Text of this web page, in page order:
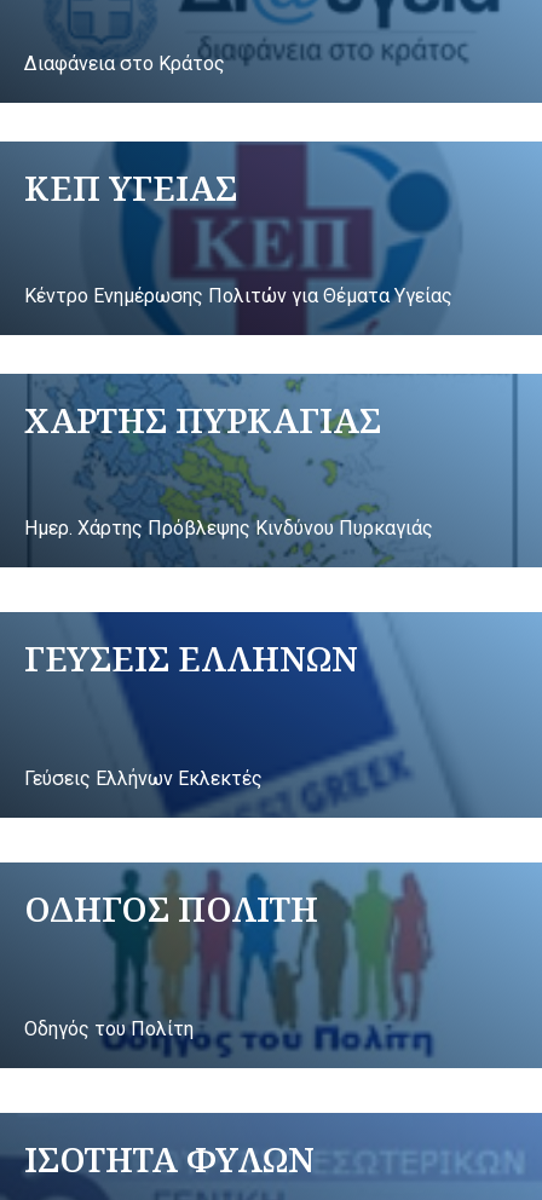
Διαφάνεια στο Κράτος
ΚΕΠ ΥΓΕΙΑΣ
Κέντρο Ενημέρωσης Πολιτών για Θέματα Υγείας
ΧΑΡΤΗΣ ΠΥΡΚΑΓΙΑΣ
Ημερ. Χάρτης Πρόβλεψης Κινδύνου Πυρκαγιάς
ΓΕΥΣΕΙΣ ΕΛΛΗΝΩΝ
Γεύσεις Ελλήνων Εκλεκτές
ΟΔΗΓΟΣ ΠΟΛΙΤΗ
Οδηγός του Πολίτη
ΙΣΟΤΗΤΑ ΦΥΛΩΝ